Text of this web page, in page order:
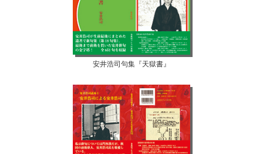
安井浩司句集『天獄書』